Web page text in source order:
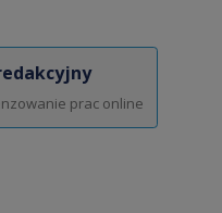
prac online